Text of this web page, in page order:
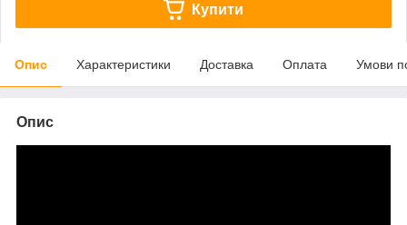
Купити
Опис Характеристики Доставка Оплата Умови
Опис